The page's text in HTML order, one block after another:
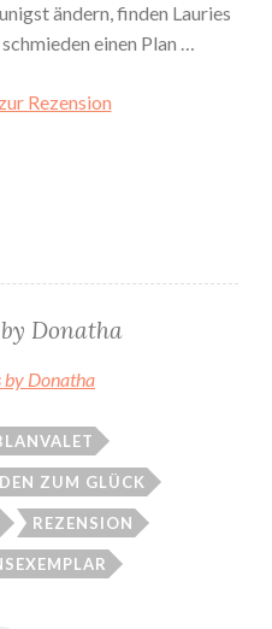
ändern, finden Lauries
einen Plan …
Rezension
Donatha
by Donatha
ZUM GLÜCK
REZENSION